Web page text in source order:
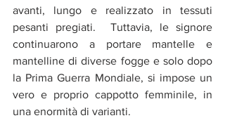
avanti, lungo e realizzato in tessuti
pesanti pregiati.  Tuttavia, le signore
continuarono a portare mantelle e
mantelline di diverse fogge e solo dopo
la Prima Guerra Mondiale, si impose un
vero e proprio cappotto femminile, in
una enormità di varianti.